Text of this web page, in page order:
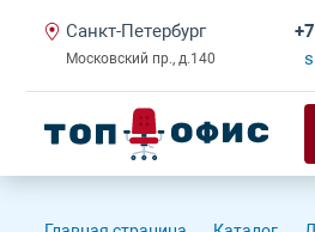
Санкт-Петербург
Московский пр., д.140